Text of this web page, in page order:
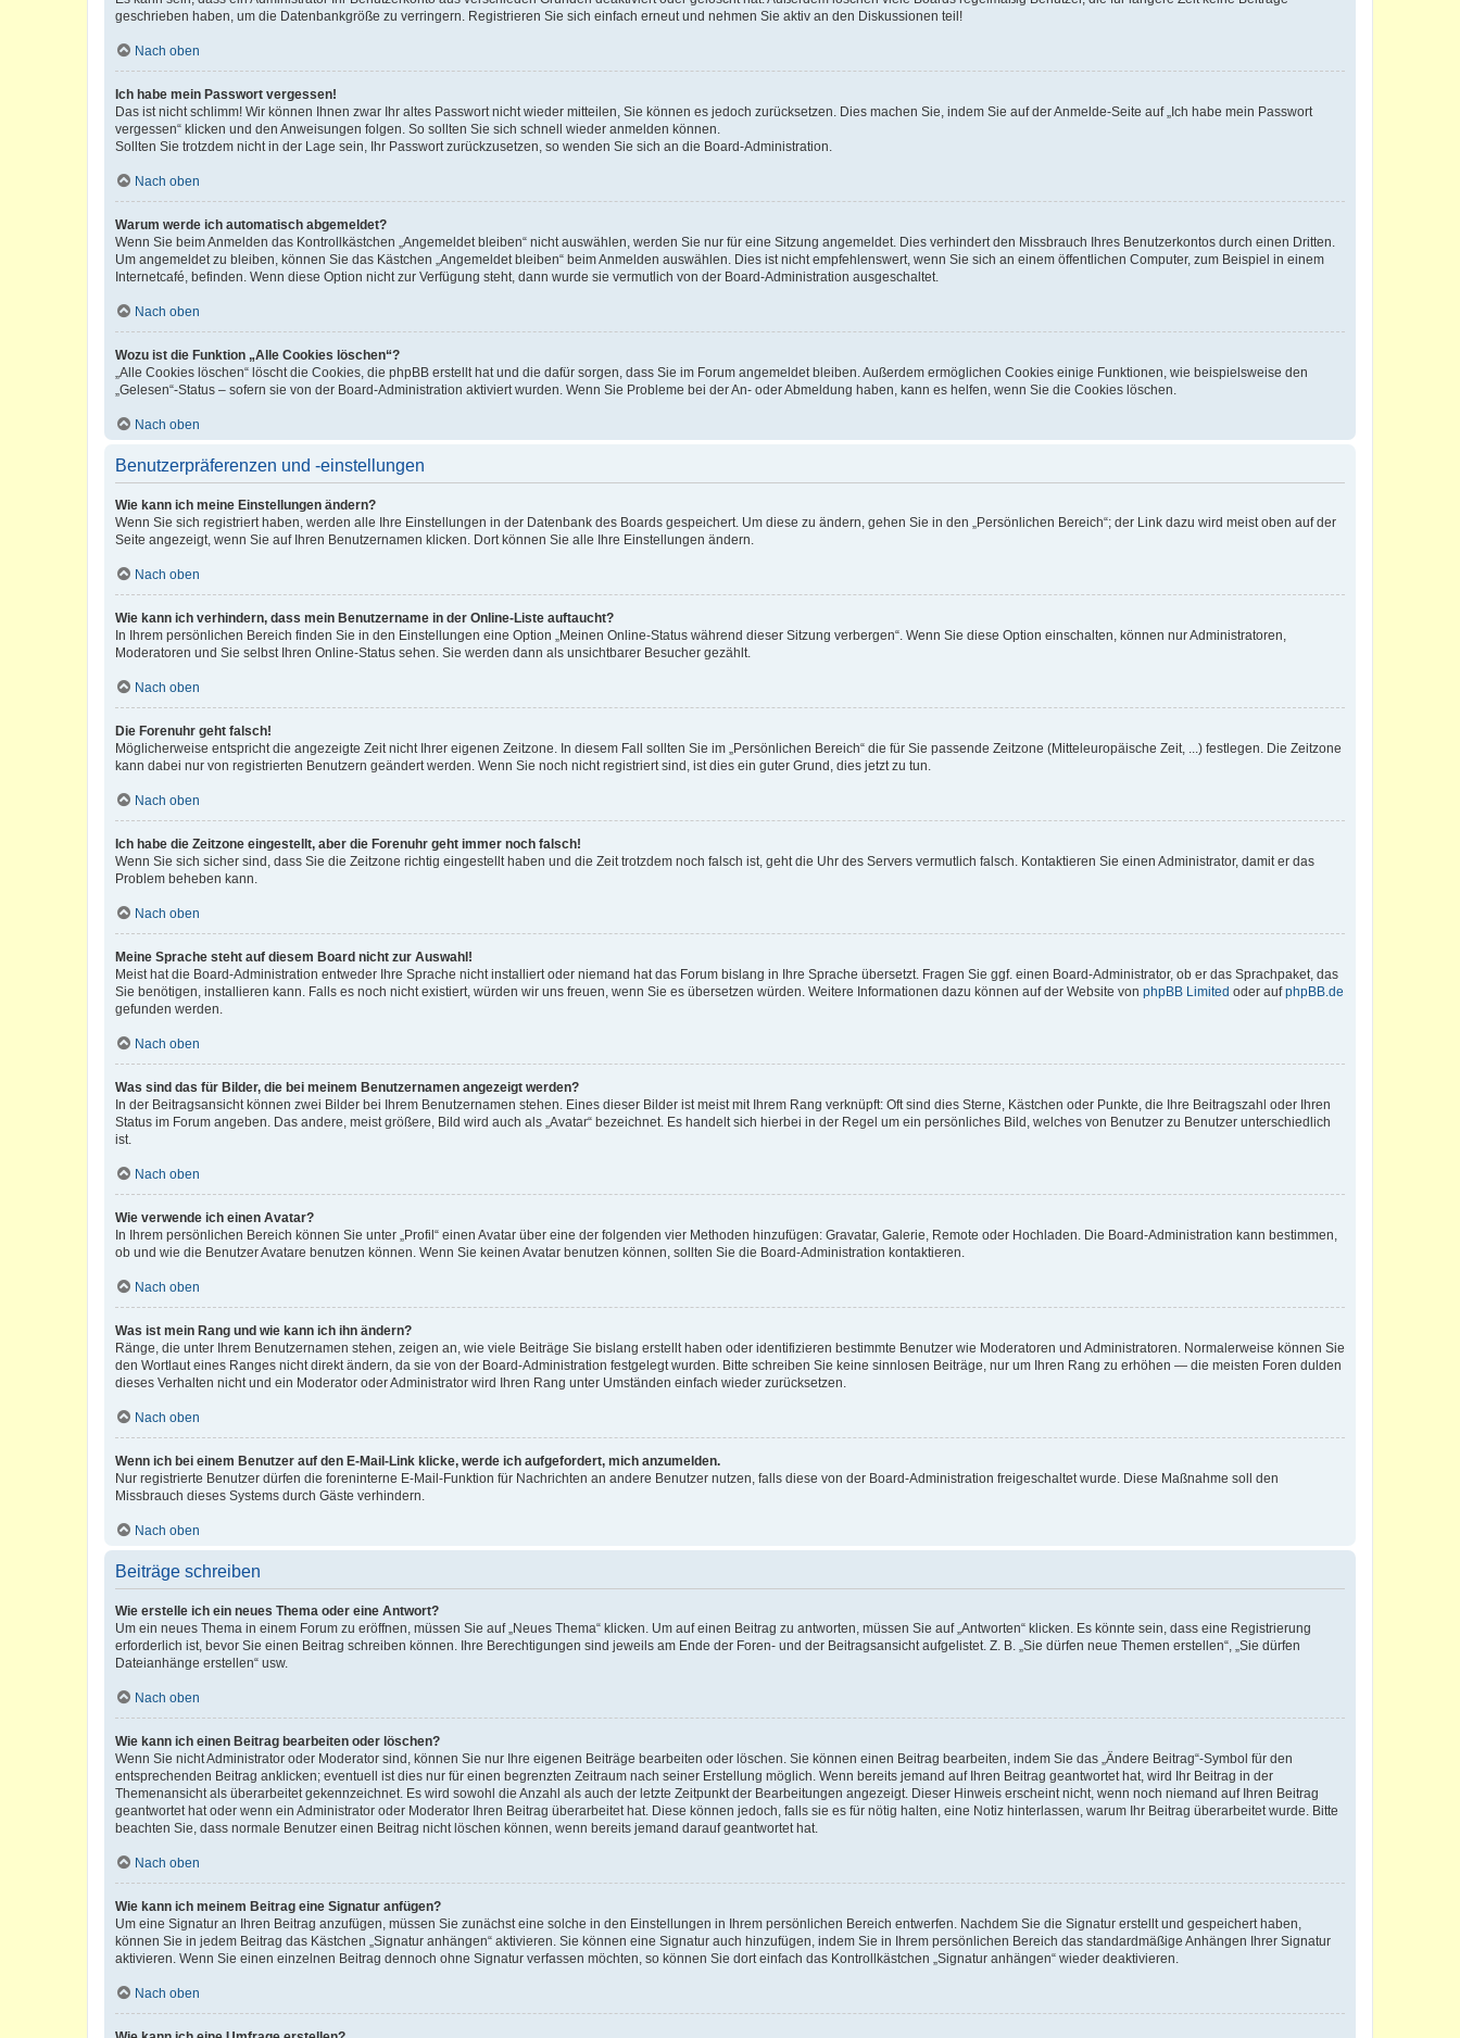
geschrieben haben, um die Datenbankgröße zu verringern. Registrieren Sie sich einfach erneut und nehmen Sie aktiv an den Diskussionen teil!
Nach oben
Ich habe mein Passwort vergessen!
Das ist nicht schlimm! Wir können Ihnen zwar Ihr altes Passwort nicht wieder mitteilen, Sie können es jedoch zurücksetzen. Dies machen Sie, indem Sie auf der Anmelde-Seite auf „Ich habe mein Passwort
vergessen“ klicken und den Anweisungen folgen. So sollten Sie sich schnell wieder anmelden können.
Sollten Sie trotzdem nicht in der Lage sein, Ihr Passwort zurückzusetzen, so wenden Sie sich an die Board-Administration.
Nach oben
Warum werde ich automatisch abgemeldet?
Wenn Sie beim Anmelden das Kontrollkästchen „Angemeldet bleiben“ nicht auswählen, werden Sie nur für eine Sitzung angemeldet. Dies verhindert den Missbrauch Ihres Benutzerkontos durch einen Dritten.
Um angemeldet zu bleiben, können Sie das Kästchen „Angemeldet bleiben“ beim Anmelden auswählen. Dies ist nicht empfehlenswert, wenn Sie sich an einem öffentlichen Computer, zum Beispiel in einem
Internetcafé, befinden. Wenn diese Option nicht zur Verfügung steht, dann wurde sie vermutlich von der Board-Administration ausgeschaltet.
Nach oben
Wozu ist die Funktion „Alle Cookies löschen“?
„Alle Cookies löschen“ löscht die Cookies, die phpBB erstellt hat und die dafür sorgen, dass Sie im Forum angemeldet bleiben. Außerdem ermöglichen Cookies einige Funktionen, wie beispielsweise den
„Gelesen“-Status – sofern sie von der Board-Administration aktiviert wurden. Wenn Sie Probleme bei der An- oder Abmeldung haben, kann es helfen, wenn Sie die Cookies löschen.
Nach oben
Benutzerpräferenzen und -einstellungen
Wie kann ich meine Einstellungen ändern?
Wenn Sie sich registriert haben, werden alle Ihre Einstellungen in der Datenbank des Boards gespeichert. Um diese zu ändern, gehen Sie in den „Persönlichen Bereich“; der Link dazu wird meist oben auf der
Seite angezeigt, wenn Sie auf Ihren Benutzernamen klicken. Dort können Sie alle Ihre Einstellungen ändern.
Nach oben
Wie kann ich verhindern, dass mein Benutzername in der Online-Liste auftaucht?
In Ihrem persönlichen Bereich finden Sie in den Einstellungen eine Option „Meinen Online-Status während dieser Sitzung verbergen“. Wenn Sie diese Option einschalten, können nur Administratoren,
Moderatoren und Sie selbst Ihren Online-Status sehen. Sie werden dann als unsichtbarer Besucher gezählt.
Nach oben
Die Forenuhr geht falsch!
Möglicherweise entspricht die angezeigte Zeit nicht Ihrer eigenen Zeitzone. In diesem Fall sollten Sie im „Persönlichen Bereich“ die für Sie passende Zeitzone (Mitteleuropäische Zeit, ...) festlegen. Die Zeitzone
kann dabei nur von registrierten Benutzern geändert werden. Wenn Sie noch nicht registriert sind, ist dies ein guter Grund, dies jetzt zu tun.
Nach oben
Ich habe die Zeitzone eingestellt, aber die Forenuhr geht immer noch falsch!
Wenn Sie sich sicher sind, dass Sie die Zeitzone richtig eingestellt haben und die Zeit trotzdem noch falsch ist, geht die Uhr des Servers vermutlich falsch. Kontaktieren Sie einen Administrator, damit er das
Problem beheben kann.
Nach oben
Meine Sprache steht auf diesem Board nicht zur Auswahl!
Meist hat die Board-Administration entweder Ihre Sprache nicht installiert oder niemand hat das Forum bislang in Ihre Sprache übersetzt. Fragen Sie ggf. einen Board-Administrator, ob er das Sprachpaket, das
Sie benötigen, installieren kann. Falls es noch nicht existiert, würden wir uns freuen, wenn Sie es übersetzen würden. Weitere Informationen dazu können auf der Website von phpBB Limited oder aufphpBB.de
gefunden werden.
Nach oben
Was sind das für Bilder, die bei meinem Benutzernamen angezeigt werden?
In der Beitragsansicht können zwei Bilder bei Ihrem Benutzernamen stehen. Eines dieser Bilder ist meist mit Ihrem Rang verknüpft: Oft sind dies Sterne, Kästchen oder Punkte, die Ihre Beitragszahl oder Ihren
Status im Forum angeben. Das andere, meist größere, Bild wird auch als „Avatar“ bezeichnet. Es handelt sich hierbei in der Regel um ein persönliches Bild, welches von Benutzer zu Benutzer unterschiedlich
ist.
Nach oben
Wie verwende ich einen Avatar?
In Ihrem persönlichen Bereich können Sie unter „Profil“ einen Avatar über eine der folgenden vier Methoden hinzufügen: Gravatar, Galerie, Remote oder Hochladen. Die Board-Administration kann bestimmen,
ob und wie die Benutzer Avatare benutzen können. Wenn Sie keinen Avatar benutzen können, sollten Sie die Board-Administration kontaktieren.
Nach oben
Was ist mein Rang und wie kann ich ihn ändern?
Ränge, die unter Ihrem Benutzernamen stehen, zeigen an, wie viele Beiträge Sie bislang erstellt haben oder identifizieren bestimmte Benutzer wie Moderatoren und Administratoren. Normalerweise können Sie
den Wortlaut eines Ranges nicht direkt ändern, da sie von der Board-Administration festgelegt wurden. Bitte schreiben Sie keine sinnlosen Beiträge, nur um Ihren Rang zu erhöhen — die meisten Foren dulden
dieses Verhalten nicht und ein Moderator oder Administrator wird Ihren Rang unter Umständen einfach wieder zurücksetzen.
Nach oben
Wenn ich bei einem Benutzer auf den E-Mail-Link klicke, werde ich aufgefordert, mich anzumelden.
Nur registrierte Benutzer dürfen die foreninterne E-Mail-Funktion für Nachrichten an andere Benutzer nutzen, falls diese von der Board-Administration freigeschaltet wurde. Diese Maßnahme soll den
Missbrauch dieses Systems durch Gäste verhindern.
Nach oben
Beiträge schreiben
Wie erstelle ich ein neues Thema oder eine Antwort?
Um ein neues Thema in einem Forum zu eröffnen, müssen Sie auf „Neues Thema“ klicken. Um auf einen Beitrag zu antworten, müssen Sie auf „Antworten“ klicken. Es könnte sein, dass eine Registrierung
erforderlich ist, bevor Sie einen Beitrag schreiben können. Ihre Berechtigungen sind jeweils am Ende der Foren- und der Beitragsansicht aufgelistet. Z. B. „Sie dürfen neue Themen erstellen“, „Sie dürfen
Dateianhänge erstellen“ usw.
Nach oben
Wie kann ich einen Beitrag bearbeiten oder löschen?
Wenn Sie nicht Administrator oder Moderator sind, können Sie nur Ihre eigenen Beiträge bearbeiten oder löschen. Sie können einen Beitrag bearbeiten, indem Sie das „Ändere Beitrag“-Symbol für den
entsprechenden Beitrag anklicken; eventuell ist dies nur für einen begrenzten Zeitraum nach seiner Erstellung möglich. Wenn bereits jemand auf Ihren Beitrag geantwortet hat, wird Ihr Beitrag in der
Themenansicht als überarbeitet gekennzeichnet. Es wird sowohl die Anzahl als auch der letzte Zeitpunkt der Bearbeitungen angezeigt. Dieser Hinweis erscheint nicht, wenn noch niemand auf Ihren Beitrag
geantwortet hat oder wenn ein Administrator oder Moderator Ihren Beitrag überarbeitet hat. Diese können jedoch, falls sie es für nötig halten, eine Notiz hinterlassen, warum Ihr Beitrag überarbeitet wurde. Bitte
beachten Sie, dass normale Benutzer einen Beitrag nicht löschen können, wenn bereits jemand darauf geantwortet hat.
Nach oben
Wie kann ich meinem Beitrag eine Signatur anfügen?
Um eine Signatur an Ihren Beitrag anzufügen, müssen Sie zunächst eine solche in den Einstellungen in Ihrem persönlichen Bereich entwerfen. Nachdem Sie die Signatur erstellt und gespeichert haben,
können Sie in jedem Beitrag das Kästchen „Signatur anhängen“ aktivieren. Sie können eine Signatur auch hinzufügen, indem Sie in Ihrem persönlichen Bereich das standardmäßige Anhängen Ihrer Signatur
aktivieren. Wenn Sie einen einzelnen Beitrag dennoch ohne Signatur verfassen möchten, so können Sie dort einfach das Kontrollkästchen „Signatur anhängen“ wieder deaktivieren.
Nach oben